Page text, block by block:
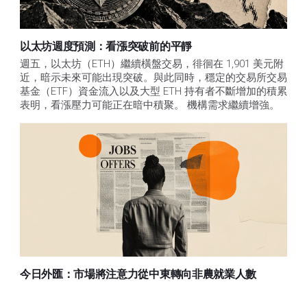
以太坊週度預測：看漲突破前的平靜
週五，以太坊（ETH）繼續橫盤交易，徘徊在 1,901 美元附
近，暗示未來可能出現突破。與此同時，穩定的交易所交易
基金（ETF）資金流入以及大型 ETH 持有者不斷增加的積累
表明，看漲壓力可能正在暗中積聚。 機構需求繼續增強。
今日外匯：市場將注意力從中東轉向非農就業人數